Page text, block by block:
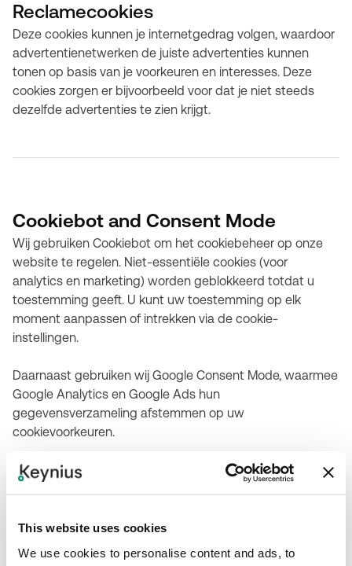
This website uses cookies
We use cookies to personalise content and ads, to
Reclamecookies
Deze cookies kunnen je internetgedrag volgen, waardoor
advertentienetwerken de juiste advertenties kunnen
tonen op basis van je voorkeuren en interesses. Deze
cookies zorgen er bijvoorbeeld voor dat je niet steeds
dezelfde advertenties te zien krijgt.
Cookiebot and Consent Mode
Wij gebruiken Cookiebot om het cookiebeheer op onze
website te regelen. Niet-essentiële cookies (voor
analytics en marketing) worden geblokkeerd totdat u
toestemming geeft. U kunt uw toestemming op elk
moment aanpassen of intrekken via de cookie-
instellingen.
Daarnaast gebruiken wij Google Consent Mode, waarmee
Google Analytics en Google Ads hun
gegevensverzameling afstemmen op uw
cookievoorkeuren.
Cookies weigeren of blokkeren